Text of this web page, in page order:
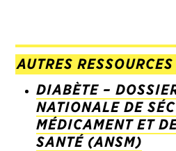
AUTRES RESSOURCES
DIABÈTE –
NATIONALE DE
MÉDICAMENT ET
SANTÉ (ANSM)